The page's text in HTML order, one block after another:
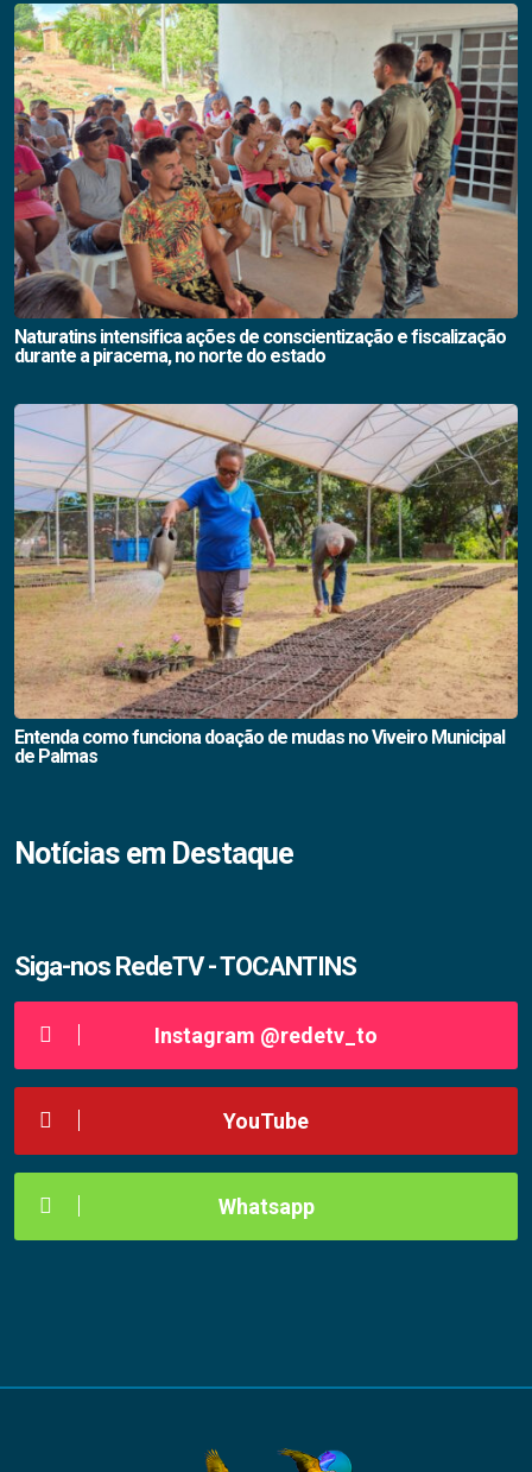
Naturatins intensifica ações de conscientização e fiscalização
durante a piracema, no norte do estado
Entenda como funciona doação de mudas no Viveiro Municipal
de Palmas
Notícias em Destaque
Siga-nos RedeTV - TOCANTINS
Instagram @redetv_to
YouTube
Whatsapp